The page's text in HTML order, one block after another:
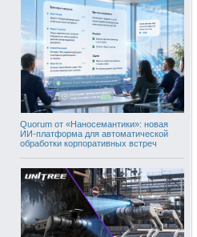
Quorum от «Наносемантики»: новая
ИИ-платформа для автоматической
обработки корпоративных встреч